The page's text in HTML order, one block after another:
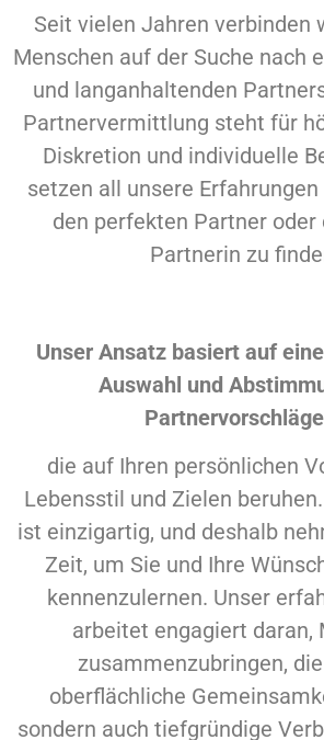
Seit vielen Jahren verbinden
Menschen auf der Suche nach
und langanhaltenden
Partnervermittlung steht für
Diskretion und individuelle
setzen all unsere
den perfekten Partner oder
Partnerin zu
Unser Ansatz basiert auf
Auswahl und
die auf Ihren persönlichen
Lebensstil und Zielen
ist einzigartig, und deshalb
Zeit, um Sie und Ihre
kennenzulernen. Unser
arbeitet engagiert daran,
zusammenzubringen,
oberflächliche
sondern auch tiefgründige